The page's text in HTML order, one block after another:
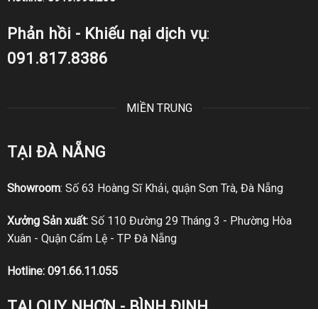
Phản hồi - Khiếu nại dịch vụ:
091.817.8386
MIỀN TRUNG
TẠI ĐÀ NẴNG
Showroom: Số 63 Hoàng Sĩ Khải, quận Sơn Trà, Đà Nẵng
Xưởng Sản xuất:Số 110 Đường 29 Tháng 3 - Phường Hòa
Xuân - Quận Cẩm Lệ - TP Đà Nẵng
Hotline: 091.66.11.055